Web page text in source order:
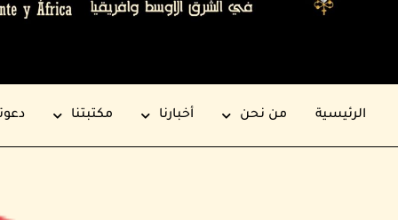
الرئيسية من نحن أخبارنا مكتبتنا